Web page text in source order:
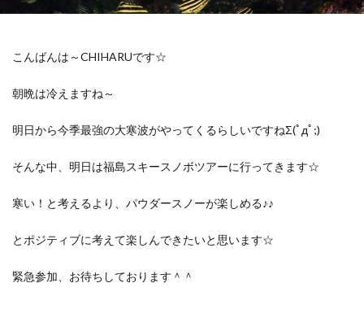
こんばんは～CHIHARUです☆
朝晩は冷えますね～
明日から今季最強の大寒波がやってくるらしいですねΣ(ﾟдﾟ;)
そんな中、明日は福島スキースノボツアーに行ってきます☆
寒い！と考えるより、パウダースノーが楽しめる♪♪
とポジティブに考えて楽しんできたいと思います☆
緊急参加、お待ちしております＾＾